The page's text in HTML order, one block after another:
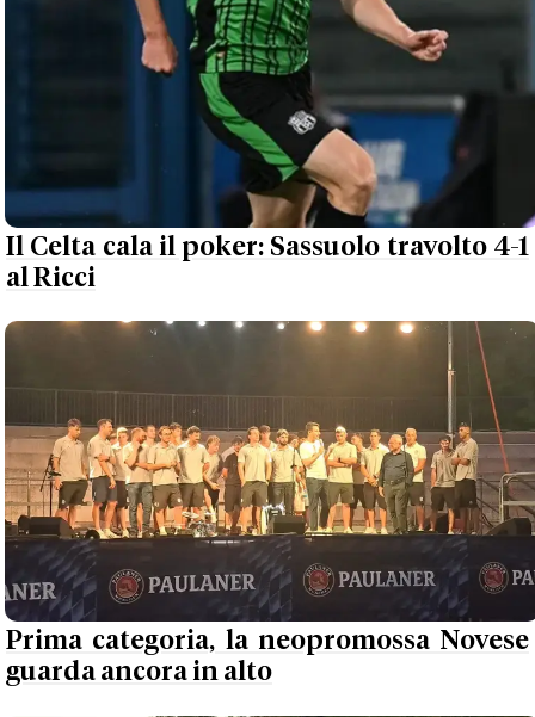
Il Celta cala il poker: Sassuolo travolto 4-1
al Ricci
Prima categoria, la neopromossa Novese
guarda ancora in alto